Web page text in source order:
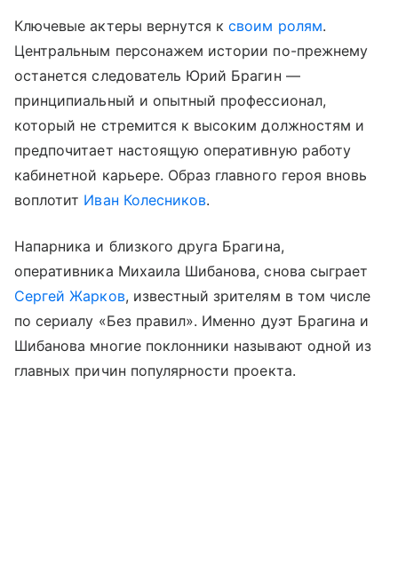
Ключевые актеры вернутся ксвоим ролям.
Центральным персонажем истории по-прежнему
останется следователь Юрий Брагин —
принципиальный и опытный профессионал,
который не стремится к высоким должностям и
предпочитает настоящую оперативную работу
кабинетной карьере. Образ главного героя вновь
воплотит Иван Колесников.
Напарника и близкого друга Брагина,
оперативника Михаила Шибанова, снова сыграет
Сергей Жарков, известный зрителям в том числе
по сериалу «Без правил». Именно дуэт Брагина и
Шибанова многие поклонники называют одной из
главных причин популярности проекта.